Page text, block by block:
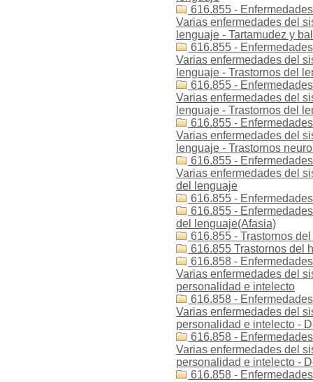
616.855 -
Varias enfermedades del
lenguaje - Tartamudez y
616.855 -
Varias enfermedades del
lenguaje - Trastornos del
616.855 -
Varias enfermedades del
lenguaje - Trastornos del
616.855 -
Varias enfermedades del
lenguaje - Trastornos
616.855 -
Varias enfermedades del
del lenguaje
616.855 -
616.855 -
del lenguaje(Afasia)
616.855 - Trastornos
616.855 Trastornos del
616.858 -
Varias enfermedades del
personalidad e intelecto
616.858 -
Varias enfermedades del
personalidad e intelecto -
616.858 -
Varias enfermedades del
personalidad e intelecto -
616.858 -